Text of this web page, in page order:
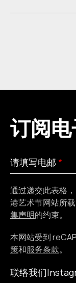
订阅
请
填
写
电
邮
此为必填栏位
请填写电邮
通过递交此表格
港艺术节网站所
集声明的约束。
本网站受到
策和服务条款。
联络我们